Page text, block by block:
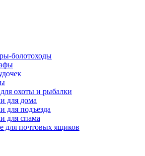
болотоходы
охоты и рыбалки
для дома
для подъезда
для спама
для почтовых ящиков